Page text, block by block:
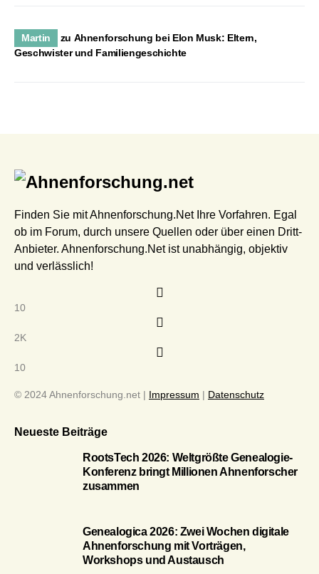
Martin zu Ahnenforschung bei Elon Musk: Eltern,
Geschwister und Familiengeschichte
Finden Sie mit Ahnenforschung.Net Ihre Vorfahren. Egal
ob im Forum, durch unsere Quellen oder über einen Dritt-
Anbieter. Ahnenforschung.Net ist unabhängig, objektiv
und verlässlich!
10
2K
10
© 2024 Ahnenforschung.net | Impressum | Datenschutz
Neueste Beiträge
RootsTech 2026: Weltgrößte Genealogie-
Konferenz bringt Millionen Ahnenforscher
zusammen
Genealogica 2026: Zwei Wochen digitale
Ahnenforschung mit Vorträgen,
Workshops und Austausch